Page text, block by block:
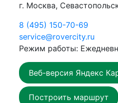
г. Москва,
8 (495) 150-70-69
service@rovercity.ru
Режим работы:
Веб-версия Яндекс
Построить маршрут